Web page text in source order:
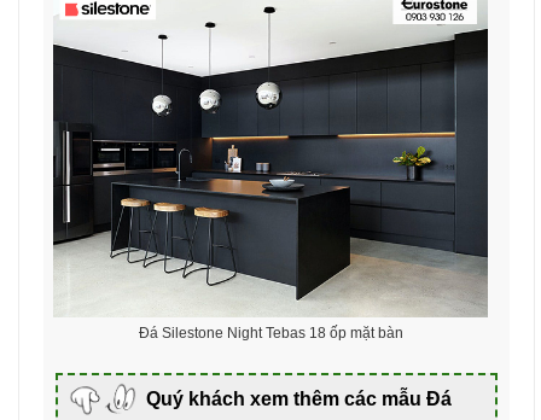
Đá Silestone Night Tebas 18 ốp mặt bàn
Quý khách xem thêm các mẫu Đá